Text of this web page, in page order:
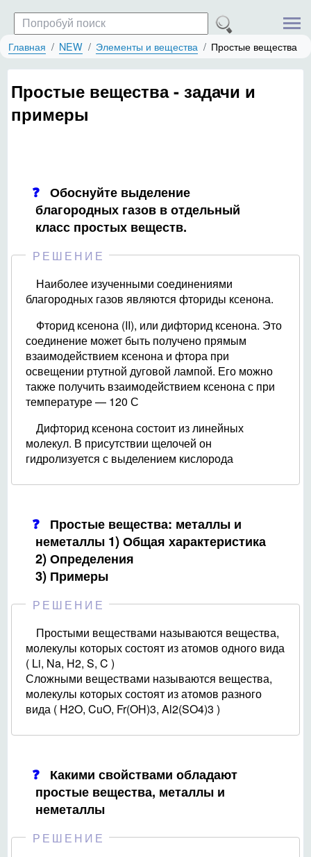
Главная NEW Элементы и вещества Простые вещества
Простые вещества - задачи и
примеры
Обоснуйте выделение
благородных газов в отдельный
класс простых веществ.
РЕШЕНИЕ
Наиболее изученными соединениями
благородных газов являются фториды ксенона.
Фторид ксенона (II), или дифторид ксенона. Это
соединение может быть получено прямым
взаимодействием ксенона и фтора при
освещении ртутной дуговой лампой. Его можно
также получить взаимодействием ксенона с при
температуре — 120 С
Дифторид ксенона состоит из линейных
молекул. В присутствии щелочей он
гидролизуется с выделением кислорода
Простые вещества: металлы и
неметаллы 1) Общая характеристика
2) Определения
3) Примеры
РЕШЕНИЕ
Простыми веществами называются вещества,
молекулы которых состоят из атомов одного вида
( Li, Na, H2, S, C )
Сложными веществами называются вещества,
молекулы которых состоят из атомов разного
вида ( H2O, CuO, Fr(OH)3, Al2(SO4)3 )
Какими свойствами обладают
простые вещества, металлы и
неметаллы
РЕШЕНИЕ